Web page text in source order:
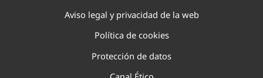
Aviso legal y privacidad de la web
Política de cookies
Protección de datos